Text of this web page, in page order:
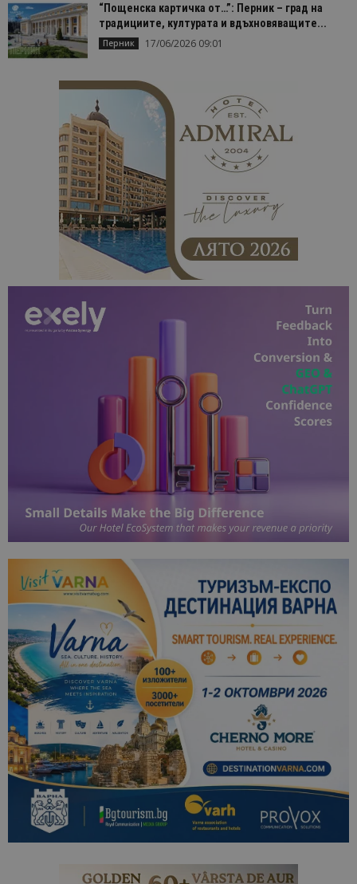
“Пощенска картичка от…”: Перник – град на
традициите, културата и вдъхновяващите...
Перник 17/06/2026 09:01